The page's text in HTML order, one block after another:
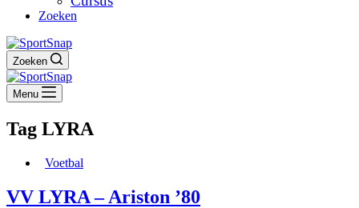
Zoeken
Zoeken
Menu
Tag LYRA
Voetbal
VV LYRA – Ariston ’80